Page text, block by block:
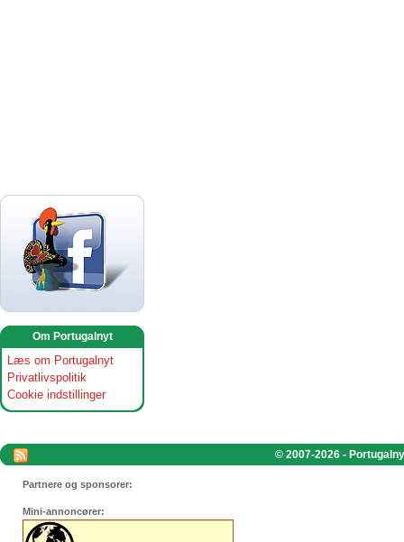
Om Portugalnyt
Læs om Portugalnyt
Privatlivspolitik
Cookie indstillinger
© 2007-2026 -
Partnere og sponsorer:
Mini-annoncører: